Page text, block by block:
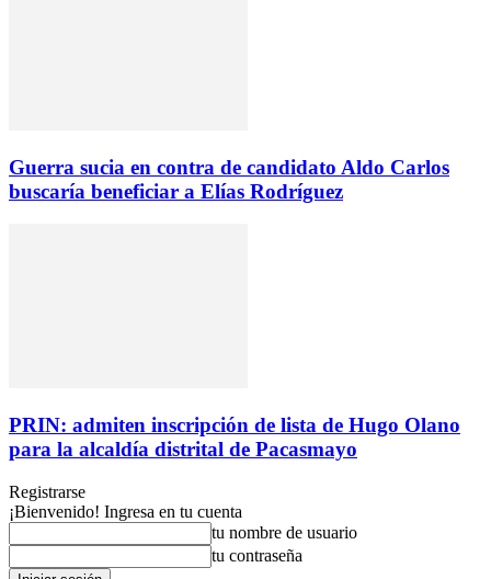
Guerra sucia en contra de candidato Aldo Carlos
buscaría beneficiar a Elías Rodríguez
PRIN: admiten inscripción de lista de Hugo Olano
para la alcaldía distrital de Pacasmayo
Registrarse
¡Bienvenido! Ingresa en tu cuenta
tu nombre de usuario
tu contraseña